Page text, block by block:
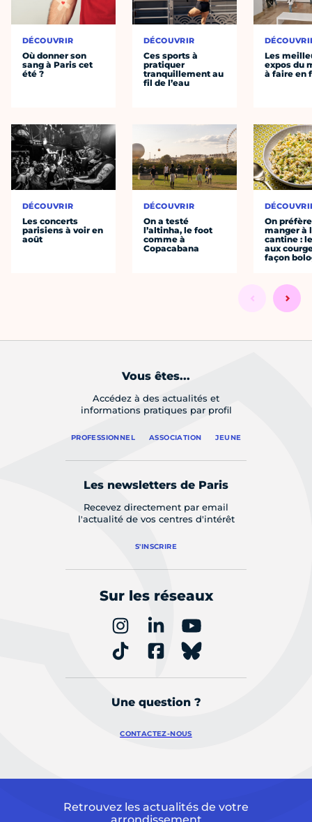
DÉCOUVRIR
Où donner son
sang à Paris cet
été ?
DÉCOUVRIR
Les concerts
parisiens à voir en
août
DÉCOUVRIR
Ces sports à
pratiquer
tranquillement au
fil de l’eau
DÉCOUVRIR
On a testé
l’altinha, le foot
comme à
Copacabana
Les
expos du
à faire en
On préfère
manger à
cantine :
aux
façon
Vous êtes...
Accédez à des actualités et
informations pratiques par profil
PROFESSIONNEL ASSOCIATION JEUNE
Les newsletters de Paris
Recevez directement par email
l'actualité de vos centres d'intérêt
S'INSCRIRE
Sur les réseaux
Une question ?
CONTACTEZ-NOUS
Retrouvez les actualités de votre